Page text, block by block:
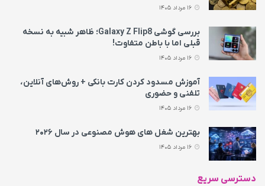
بررسی گوشی Galaxy Z Flip8؛ ظاهر شبیه به نسخه
قبلی اما با باطن متفاوت!
آموزش مسدود کردن کارت بانکی + روش‌های آنلاین،
تلفنی و حضوری
بهترین شغل های هوش مصنوعی در سال ۲۰۲۶
دسترسی سریع